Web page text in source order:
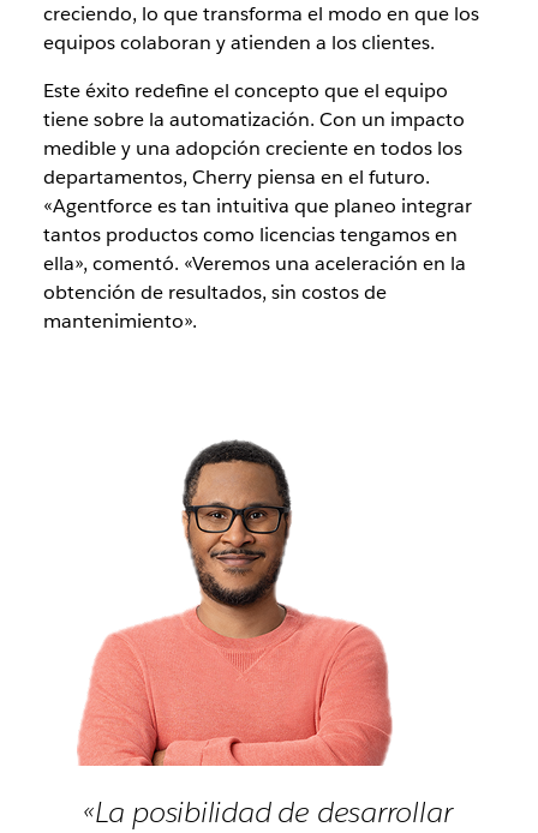
creciendo, lo que transforma el modo en que los
equipos colaboran y atienden a los clientes.
Este éxito redefine el concepto que el equipo
tiene sobre la automatización. Con un impacto
medible y una adopción creciente en todos los
departamentos, Cherry piensa en el futuro.
«Agentforce es tan intuitiva que planeo integrar
tantos productos como licencias tengamos en
ella», comentó. «Veremos una aceleración en la
obtención de resultados, sin costos de
mantenimiento».
«La posibilidad de desarrollar